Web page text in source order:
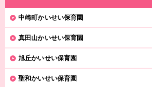
中崎町かいせい保育園
真田山かいせい保育園
旭丘かいせい保育園
聖和かいせい保育園